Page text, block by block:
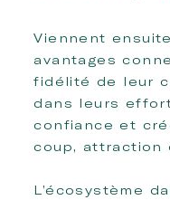
Viennent
avantages
fidélité de leur
dans leurs
confiance et
coup, attraction
L’écosystème